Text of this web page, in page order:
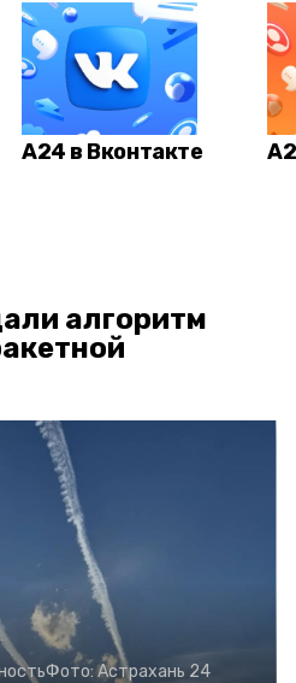
А24 в Вконтакте
алгоритм
Фото: Астрахань 24